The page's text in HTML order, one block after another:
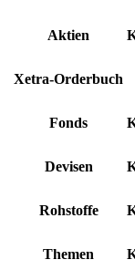
Aktien
Xetra-Orderbuch
Fonds
Devisen
Rohstoffe
Themen